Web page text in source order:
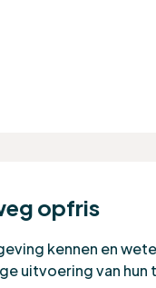
opfris
kennen en
uitvoering van hun